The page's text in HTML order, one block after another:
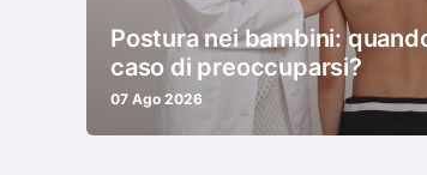
Postura nei bambini:
caso di preoccuparsi?
07 Ago 2026